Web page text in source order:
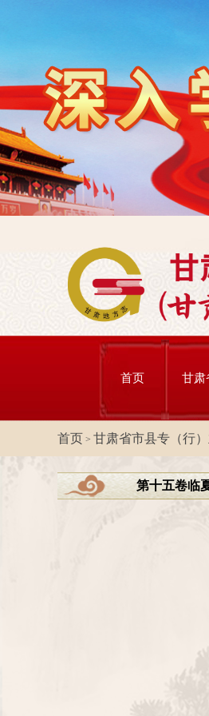
首页 甘肃
首页 > 甘肃省市县专（行
第十五卷临